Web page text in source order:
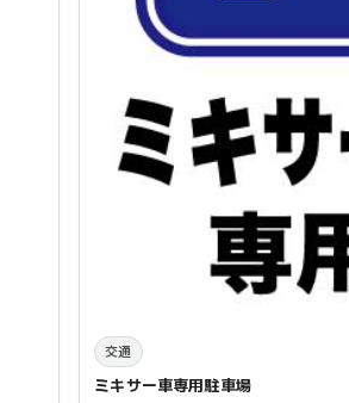
交通
ミキサー車専用駐車場